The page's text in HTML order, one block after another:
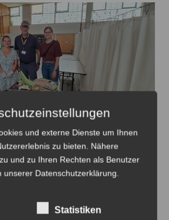
Klatt vom Tafelteam Sehnde
von der Hochschule Osnabrück
Foto: Renate Grethe
zu Gast bei der
und externe Dienste um Ihnen
zu bieten. Nähere
und zu Ihren Rechten als Benutzer
unserer Datenschutzerklärung.
Statistiken